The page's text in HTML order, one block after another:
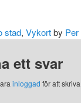
stad, Vykortby
ett svar
inloggad för att